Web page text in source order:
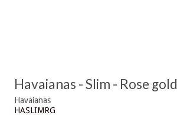
Havaianas - Slim - Rose gold
Havaianas
HASLIMRG